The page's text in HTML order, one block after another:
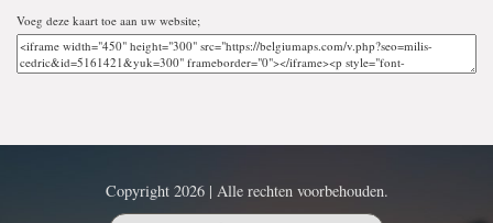
Voeg deze kaart toe aan uw website;
Copyright 2026 | Alle rechten voorbehouden.